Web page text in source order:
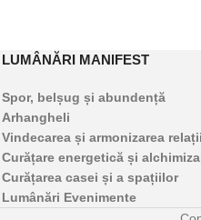
LUMÂNĂRI MANIFEST
Spor, belșug și abundență
Arhangheli
Vindecarea și armonizarea
Curățare energetică și
Curățarea casei și a spațiilor
Lumânări Evenimente